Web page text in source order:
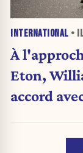
INTERNATIONAL •
À
Eton,
accord